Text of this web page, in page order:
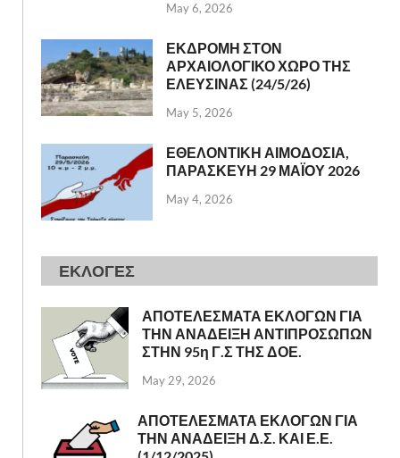
May 6, 2026
ΕΚΔΡΟΜΗ ΣΤΟΝ
ΑΡΧΑΙΟΛΟΓΙΚΟ ΧΩΡΟ ΤΗΣ
ΕΛΕΥΣΙΝΑΣ (24/5/26)
May 5, 2026
ΕΘΕΛΟΝΤΙΚΗ ΑΙΜΟΔΟΣΙΑ,
ΠΑΡΑΣΚΕΥΗ 29 ΜΑΪΟΥ 2026
May 4, 2026
ΕΚΛΟΓΕΣ
ΑΠΟΤΕΛΕΣΜΑΤΑ ΕΚΛΟΓΩΝ ΓΙΑ
ΤΗΝ ΑΝΑΔΕΙΞΗ ΑΝΤΙΠΡΟΣΩΠΩΝ
ΣΤΗΝ 95η Γ.Σ ΤΗΣ ΔΟΕ.
May 29, 2026
ΑΠΟΤΕΛΕΣΜΑΤΑ ΕΚΛΟΓΩΝ ΓΙΑ
ΤΗΝ ΑΝΑΔΕΙΞΗ Δ.Σ. ΚΑΙ Ε.Ε.